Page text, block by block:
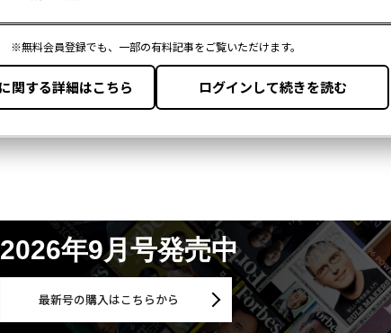
2026年9月号発売中
最新号の購入はこちらから